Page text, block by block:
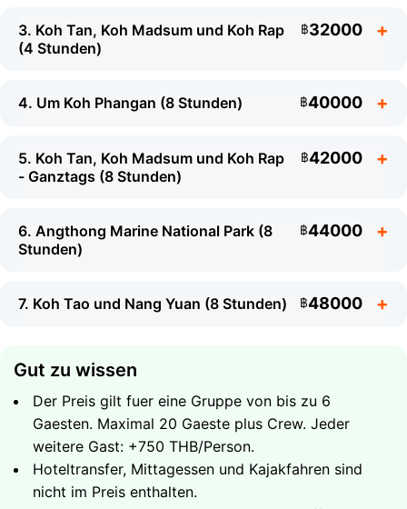
Was Sie erwartet
Snorkeling am Korallenriff vor Koh Tan
beruehmte Pig Island
Softdrinks und frisches Obst an Bord
Gesamtdauer - 4 Stunden
Gruppe bis zu 6 Gaeste ฿30000
3. Koh Tan, Koh Madsum und Koh Rap
(4 Stunden)
฿32000
Was Sie erwartet
Besuch der abgelegenen Insel Koh Rap mit ihrem
unberuehrten Strand
Softdrinks und frisches Obst an Bord
Gesamtdauer - 4 Stunden
4. Um Koh Phangan (8 Stunden) ฿40000
Komplette Umrundung von Koh Phangan per
Speedboot
Versteckte Buchten, Wasserfaelle und wilde
Straende im Norden von Koh Phangan
Snorkeling an unberuehrten Korallenriffen
Softdrinks und frisches Obst an Bord
5. Koh Tan, Koh Madsum und Koh Rap
- Ganztags (8 Stunden)
฿42000
Was Sie erwartet
Ganzer Tag bei Koh Tan, Koh Madsum und Koh
Rap
Mehr Zeit an jeder Insel zum Snorkeling und
6. Angthong Marine National Park (8
Stunden)
฿44000
Was Sie erwartet
7. Koh Tao und Nang Yuan (8 Stunden) ฿48000
Gut zu wissen
Der Preis gilt fuer eine Gruppe von bis zu 6
Gaesten. Maximal 20 Gaeste plus Crew. Jeder
weitere Gast: +750 THB/Person.
Hoteltransfer, Mittagessen und Kajakfahren sind
nicht im Preis enthalten.